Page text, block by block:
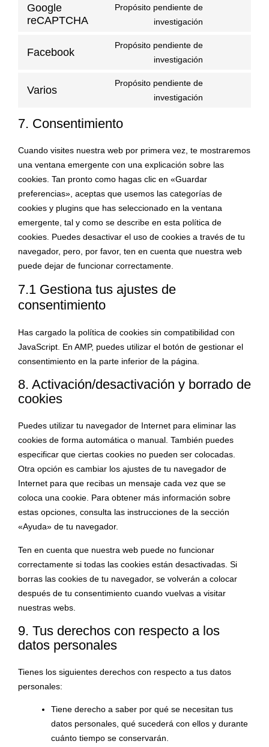
Google
reCAPTCHA
Propósito pendiente de
investigación
Facebook
Propósito pendiente de
investigación
Varios
Propósito pendiente de
investigación
7. Consentimiento
Cuando visites nuestra web por primera vez, te mostraremos
una ventana emergente con una explicación sobre las
cookies. Tan pronto como hagas clic en «Guardar
preferencias», aceptas que usemos las categorías de
cookies y plugins que has seleccionado en la ventana
emergente, tal y como se describe en esta política de
cookies. Puedes desactivar el uso de cookies a través de tu
navegador, pero, por favor, ten en cuenta que nuestra web
puede dejar de funcionar correctamente.
7.1 Gestiona tus ajustes de
consentimiento
Has cargado la política de cookies sin compatibilidad con
JavaScript. En AMP, puedes utilizar el botón de gestionar el
consentimiento en la parte inferior de la página.
8. Activación/desactivación y borrado de
cookies
Puedes utilizar tu navegador de Internet para eliminar las
cookies de forma automática o manual. También puedes
especificar que ciertas cookies no pueden ser colocadas.
Otra opción es cambiar los ajustes de tu navegador de
Internet para que recibas un mensaje cada vez que se
coloca una cookie. Para obtener más información sobre
estas opciones, consulta las instrucciones de la sección
«Ayuda» de tu navegador.
Ten en cuenta que nuestra web puede no funcionar
correctamente si todas las cookies están desactivadas. Si
borras las cookies de tu navegador, se volverán a colocar
después de tu consentimiento cuando vuelvas a visitar
nuestras webs.
9. Tus derechos con respecto a los
datos personales
Tienes los siguientes derechos con respecto a tus datos
personales:
Tiene derecho a saber por qué se necesitan tus
datos personales, qué sucederá con ellos y durante
cuánto tiempo se conservarán.